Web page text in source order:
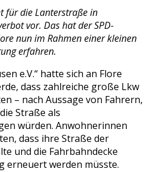
für die Lanterstraße in
vor. Das hat der SPD-
nun im Rahmen einer kleinen
erfahren.
e.V.“ hatte sich an Flore
dass zahlreiche große Lkw
– nach Aussage von Fahrern,
Straße als
würden. Anwohnerinnen
dass ihre Straße der
und die Fahrbahndecke
erneuert werden müsste.